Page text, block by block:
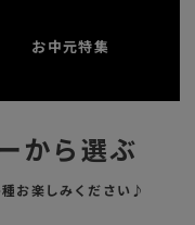
お中元特集
から選ぶ
お楽しみください♪